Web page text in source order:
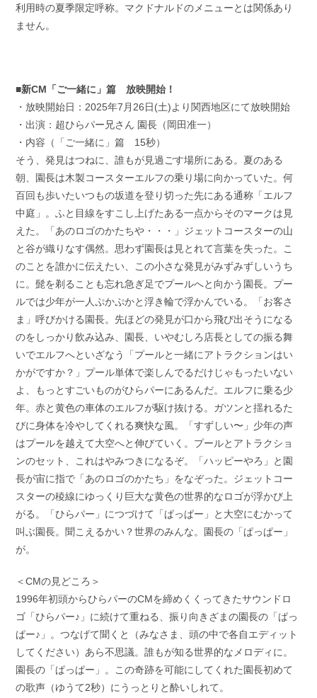
利用時の夏季限定呼称。マクドナルドのメニューとは関係あり
ません。
■新CM「ご一緒に」篇 放映開始！
・放映開始日：2025年7月26日(土)より関西地区にて放映開始
・出演：超ひらパー兄さん 園長（岡田准一）
・内容（「ご一緒に」篇 15秒）
そう、発見はつねに、誰もが見過ごす場所にある。夏のある
朝、園長は木製コースターエルフの乗り場に向かっていた。何
百回も歩いたいつもの坂道を登り切った先にある通称「エルフ
中庭」。ふと目線をすこし上げたある一点からそのマークは見
えた。「あのロゴのかたちや・・・」ジェットコースターの山
と谷が織りなす偶然。思わず園長は見とれて言葉を失った。こ
のことを誰かに伝えたい、この小さな発見がみずみずしいうち
に。髭を剃ることも忘れ急ぎ足でプールへと向かう園長。プー
ルでは少年が一人ぷかぷかと浮き輪で浮かんでいる。「お客さ
ま」呼びかける園長。先ほどの発見が口から飛び出そうになる
のをしっかり飲み込み、園長、いやむしろ店長としての振る舞
いでエルフへといざなう「プールと一緒にアトラクションはい
かがですか？」プール単体で楽しんでるだけじゃもったいない
よ、もっとすごいものがひらパーにあるんだ。エルフに乗る少
年。赤と黄色の車体のエルフが駆け抜ける。ガツンと揺れるた
びに身体を冷やしてくれる爽快な風。「すずしい〜」少年の声
はプールを越えて大空へと伸びていく。プールとアトラクショ
ンのセット、これはやみつきになるぞ。「ハッピーやろ」と園
長が宙に指で「あのロゴのかたち」をなぞった。ジェットコー
スターの稜線にゆっくり巨大な黄色の世界的なロゴが浮かび上
がる。「ひらパー」につづけて「ぱっぱー」と大空にむかって
叫ぶ園長。聞こえるかい？世界のみんな。園長の「ぱっぱー」
が。
＜CMの見どころ＞
1996年初頭からひらパーのCMを締めくくってきたサウンドロ
ゴ「ひらパー♪」に続けて重ねる、振り向きざまの園長の「ぱっ
ぱー♪」。つなげて聞くと（みなさま、頭の中で各自エディット
してください）あら不思議。誰もが知る世界的なメロディに。
園長の「ぱっぱー」。この奇跡を可能にしてくれた園長初めて
の歌声（ゆうて2秒）にうっとりと酔いしれて。